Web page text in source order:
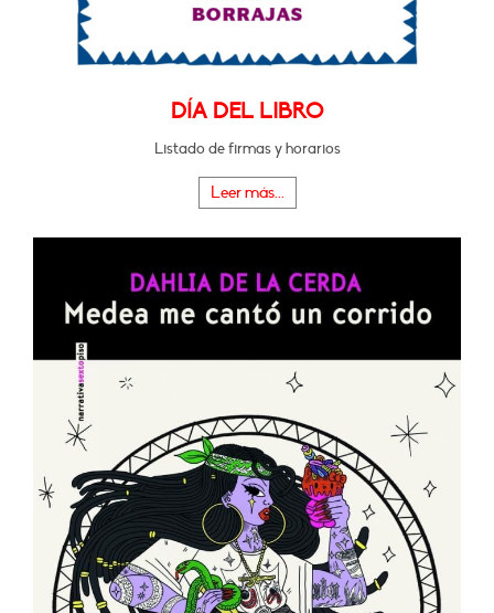
DÍA DEL LIBRO
Listado de firmas y horarios
Leer más...